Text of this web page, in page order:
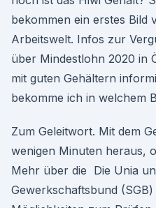
bekommen ein erstes Bild
Arbeitswelt. Infos zur
über Mindestlohn 2020 in
mit guten Gehältern
bekomme ich in welchem
Zum Geleitwort. Mit dem
wenigen Minuten heraus,
Mehr über die Die Unia
Gewerkschaftsbund